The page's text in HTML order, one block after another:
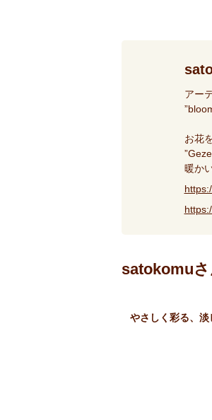
アー
お花
暖か
satokomu